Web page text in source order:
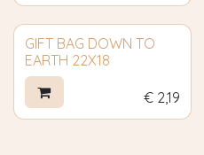
GIFT BAG DOWN TO
EARTH 22X18
€ 2,19